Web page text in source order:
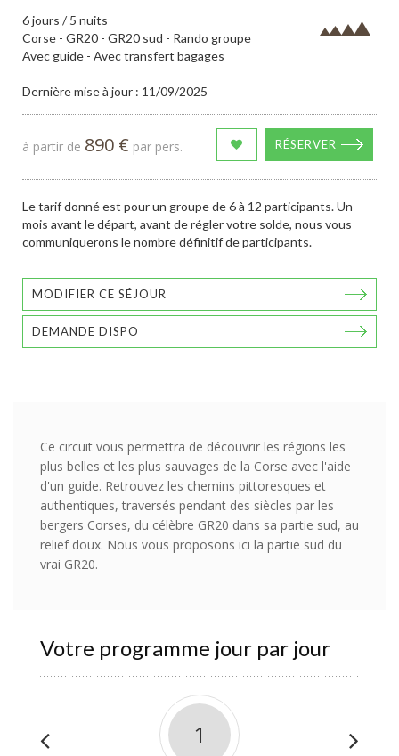
6 jours / 5 nuits
Corse - GR20 - GR20 sud - Rando groupe
Avec guide - Avec transfert bagages
Dernière mise à jour : 11/09/2025
à partir de 890 € par pers. RÉSERVER
Le tarif donné est pour un groupe de 6 à 12 participants. Un
mois avant le départ, avant de régler votre solde, nous vous
communiquerons le nombre définitif de participants.
MODIFIER CE SÉJOUR
DEMANDE DISPO
Ce circuit vous permettra de découvrir les régions les
plus belles et les plus sauvages de la Corse avec l'aide
d'un guide. Retrouvez les chemins pittoresques et
authentiques, traversés pendant des siècles par les
bergers Corses, du célèbre GR20 dans sa partie sud, au
relief doux. Nous vous proposons ici la partie sud du
vrai GR20.
Votre programme jour par jour
1